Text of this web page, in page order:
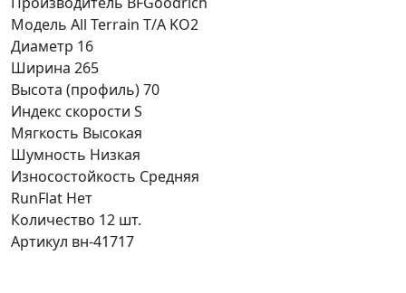
Модель All Terrain T/A KO2
Диаметр 16
Ширина 265
Высота (профиль)70
Индекс скорости S
Мягкость Высокая
Шумность Низкая
Износостойкость Средняя
RunFlat Нет
Количество 12 шт.
Артикул вн-41717